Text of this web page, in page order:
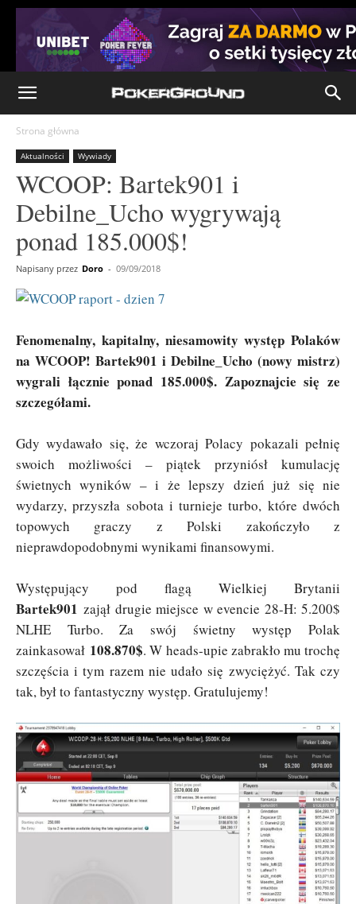
Strona główna
Aktualności Wywiady
WCOOP: Bartek901 i
Debilne_Ucho wygrywają
ponad 185.000$!
Napisany przez Doro - 09/09/2018
Fenomenalny, kapitalny, niesamowity występ Polaków
na WCOOP! Bartek901 i Debilne_Ucho (nowy mistrz)
wygrali łącznie ponad 185.000$. Zapoznajcie się ze
szczegółami.
Gdy wydawało się, że wczoraj Polacy pokazali pełnię
swoich możliwości – piątek przyniósł kumulację
świetnych wyników – i że lepszy dzień już się nie
wydarzy, przyszła sobota i turnieje turbo, które dwóch
topowych graczy z Polski zakończyło z
nieprawdopodobnymi wynikami finansowymi.
Występujący pod flagą Wielkiej Brytanii
Bartek901zajął drugie miejsce w evencie 28-H: 5.200$
NLHE Turbo. Za swój świetny występ Polak
zainkasował 108.870$. W heads-upie zabrakło mu trochę
szczęścia i tym razem nie udało się zwyciężyć. Tak czy
tak, był to fantastyczny występ. Gratulujemy!